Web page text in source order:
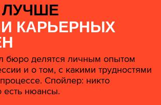
ЛУЧШЕ
КАРЬЕРНЫХ
бюро делятся личным опытом
и о том, с какими трудностями
Спойлер: никто
есть нюансы.